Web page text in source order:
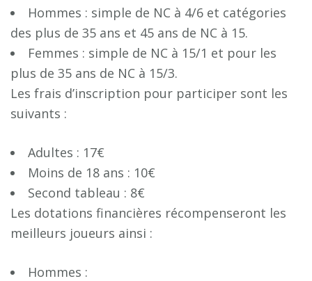
Hommes : simple de NC à 4/6 et catégories
des plus de 35 ans et 45 ans de NC à 15.
Femmes : simple de NC à 15/1 et pour les
plus de 35 ans de NC à 15/3.
Les frais d’inscription pour participer sont les
suivants :
Adultes : 17€
Moins de 18 ans : 10€
Second tableau : 8€
Les dotations financières récompenseront les
meilleurs joueurs ainsi :
Hommes :